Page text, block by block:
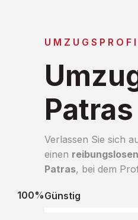
Patras
Verlassen Sie sich
einen
Patras, bei dem
Günstig
100%